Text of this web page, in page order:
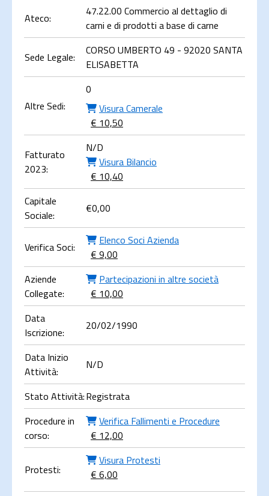
Ateco:
47.22.00 Commercio al dettaglio di
carni e di prodotti a base di carne
Sede Legale:
CORSO UMBERTO 49 - 92020 SANTA
ELISABETTA
Altre Sedi:
0
Visura Camerale
€ 10,50
Fatturato
2023:
N/D
Visura Bilancio
€ 10,40
Capitale
Sociale:
€0,00
Verifica Soci:
Elenco Soci Azienda
€ 9,00
Aziende
Collegate:
Partecipazioni in altre società
€ 10,00
Data
Iscrizione:
20/02/1990
Data Inizio
Attività:
N/D
Stato Attività:Registrata
Procedure in
corso:
Verifica Fallimenti e Procedure
€ 12,00
Protesti:
Visura Protesti
€ 6,00